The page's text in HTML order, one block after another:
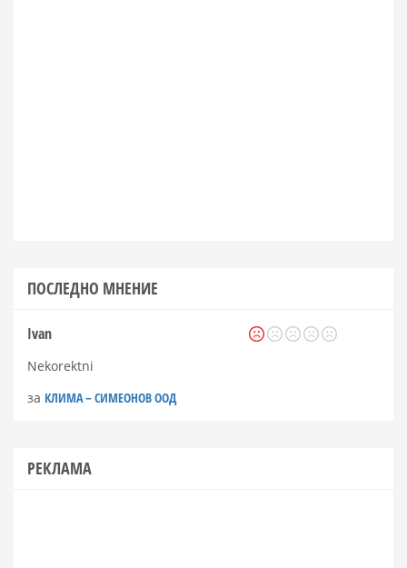
ПОСЛЕДНО МНЕНИЕ
Ivan
Nekorektni
за КЛИМА – СИМЕОНОВ ООД
РЕКЛАМА